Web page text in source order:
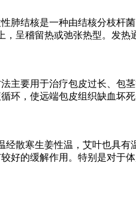
结核是一种由结核分枝杆
呈稽留热或弛张热型。发
要用于治疗包皮过长、包
环，使远端包皮组织缺血坏
散寒生姜性温，艾叶也具
的缓解作用。特别是对于